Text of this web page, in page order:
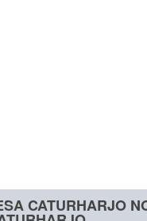
CATURHARJO